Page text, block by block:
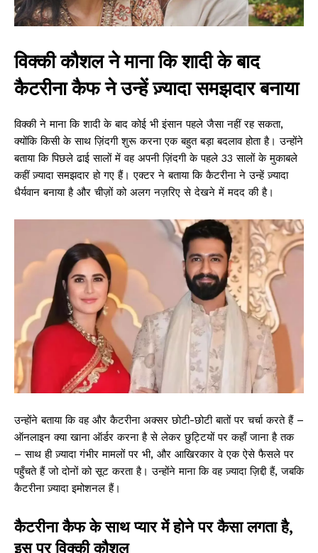
विक्की कौशल ने माना कि शादी के बाद
कैटरीना कैफ ने उन्हें ज़्यादा समझदार बनाया
विक्की ने माना कि शादी के बाद कोई भी इंसान पहले जैसा नहीं रह सकता,
क्योंकि किसी के साथ ज़िंदगी शुरू करना एक बहुत बड़ा बदलाव होता है। उन्होंने
बताया कि पिछले ढाई सालों में वह अपनी ज़िंदगी के पहले 33 सालों के मुकाबले
कहीं ज़्यादा समझदार हो गए हैं। एक्टर ने बताया कि कैटरीना ने उन्हें ज़्यादा
धैर्यवान बनाया है और चीज़ों को अलग नज़रिए से देखने में मदद की है।
उन्होंने बताया कि वह और कैटरीना अक्सर छोटी-छोटी बातों पर चर्चा करते हैं –
ऑनलाइन क्या खाना ऑर्डर करना है से लेकर छुट्टियों पर कहाँ जाना है तक
– साथ ही ज़्यादा गंभीर मामलों पर भी, और आखिरकार वे एक ऐसे फैसले पर
पहुँचते हैं जो दोनों को सूट करता है। उन्होंने माना कि वह ज़्यादा ज़िद्दी हैं, जबकि
कैटरीना ज़्यादा इमोशनल हैं।
कैटरीना कैफ के साथ प्यार में होने पर कैसा लगता है,
इस पर विक्की कौशल